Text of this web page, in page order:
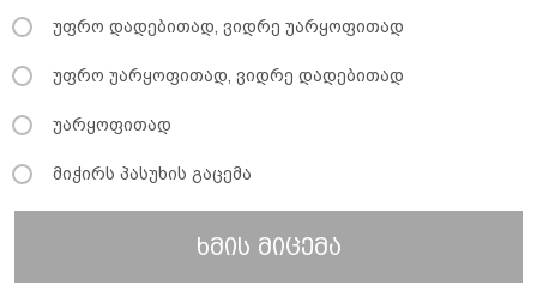
უფრო დადებითად, ვიდრე უარყოფითად
უფრო უარყოფითად, ვიდრე დადებითად
უარყოფითად
მიჭირს პასუხის გაცემა
ხმის მიცემა